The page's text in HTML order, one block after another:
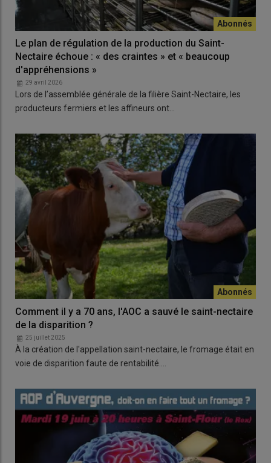
Le plan de régulation de la production du Saint-
Nectaire échoue : « des craintes » et « beaucoup
d'appréhensions »
29 avril 2026
Lors de l’assemblée générale de la filière Saint-Nectaire, les
producteurs fermiers et les affineurs ont…
Comment il y a 70 ans, l'AOC a sauvé le saint-nectaire
de la disparition ?
25 juillet 2025
À la création de l'appellation saint-nectaire, le fromage était en
voie de disparition faute de rentabilité.…